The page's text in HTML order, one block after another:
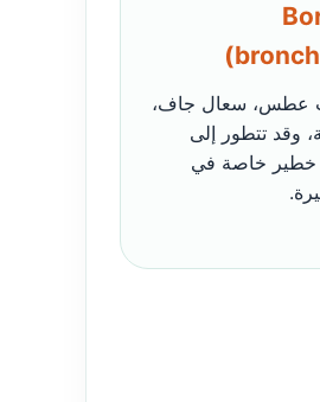
عطس، سعال جاف،
وقد تتطور إلى
خطير خاصة في